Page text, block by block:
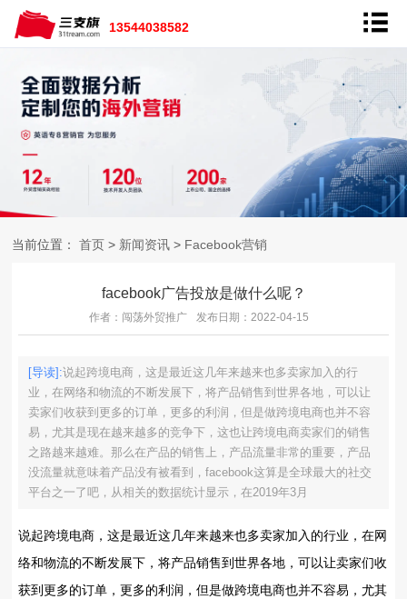
13544038582
当前位置： 首页 > 新闻资讯 > Facebook营销
facebook广告投放是做什么呢？
作者：闯荡外贸推广 发布日期：2022-04-15
[导读]:说起跨境电商，这是最近这几年来越来也多卖家加入的行
业，在网络和物流的不断发展下，将产品销售到世界各地，可以让
卖家们收获到更多的订单，更多的利润，但是做跨境电商也并不容
易，尤其是现在越来越多的竞争下，这也让跨境电商卖家们的销售
之路越来越难。那么在产品的销售上，产品流量非常的重要，产品
没流量就意味着产品没有被看到，facebook这算是全球最大的社交
平台之一了吧，从相关的数据统计显示，在2019年3月
说起跨境电商，这是最近这几年来越来也多卖家加入的行业，在网
络和物流的不断发展下，将产品销售到世界各地，可以让卖家们收
获到更多的订单，更多的利润，但是做跨境电商也并不容易，尤其